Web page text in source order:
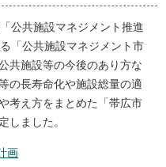
公共施設マネジメント推進
「公共施設マネジメント市
共施設等の今後のあり方な
の長寿命化や施設総量の適
考え方をまとめた「帯広市
しました。
画